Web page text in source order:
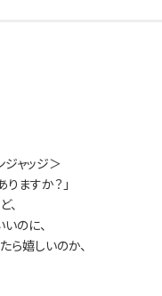
ジャッジ＞
りますか？」
、
のに、
ら嬉しいのか、